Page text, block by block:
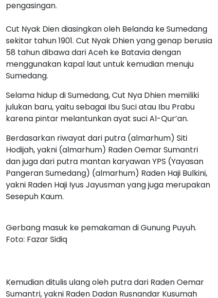
pengasingan.
Cut Nyak Dien diasingkan oleh Belanda ke Sumedang
sekitar tahun 1901. Cut Nyak Dhien yang genap berusia
58 tahun dibawa dari Aceh ke Batavia dengan
menggunakan kapal laut untuk kemudian menuju
Sumedang.
Selama hidup di Sumedang, Cut Nya Dhien memiliki
julukan baru, yaitu sebagai Ibu Suci atau Ibu Prabu
karena pintar melantunkan ayat suci Al-Qur’an.
Berdasarkan riwayat dari putra (almarhum) Siti
Hodijah, yakni (almarhum) Raden Oemar Sumantri
dan juga dari putra mantan karyawan YPS (Yayasan
Pangeran Sumedang) (almarhum) Raden Haji Bulkini,
yakni Raden Haji Iyus Jayusman yang juga merupakan
Sesepuh Kaum.
Gerbang masuk ke pemakaman di Gunung Puyuh.
Foto: Fazar Sidiq
Kemudian ditulis ulang oleh putra dari Raden Oemar
Sumantri, yakni Raden Dadan Rusnandar Kusumah